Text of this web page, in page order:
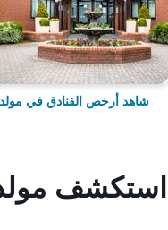
شاهد أرخص الفنادق في مولد
استكشف